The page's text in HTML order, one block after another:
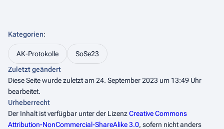
Kategorien:
AK-Protokolle
SoSe23
Zuletzt geändert
Diese Seite wurde zuletzt am 24. September 2023 um 13:49 Uhr
bearbeitet.
Urheberrecht
Der Inhalt ist verfügbar unter der LizenzCreative Commons
Attribution-NonCommercial-ShareAlike 3.0, sofern nicht anders